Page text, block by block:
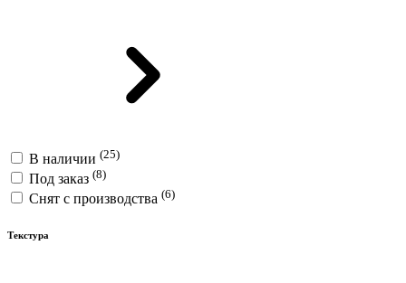
В наличии (25)
Под заказ (8)
Снят с производства (6)
Текстура